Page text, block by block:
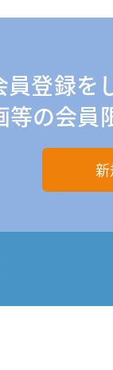
員登録を
の会員